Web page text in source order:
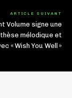
ARTICLE SUIVANT
Volume signe une
mélodique et
« Wish You Well »